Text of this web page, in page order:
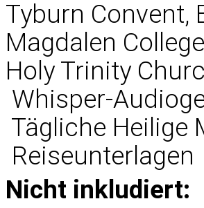
Tyburn Convent,
Magdalen
Holy Trinity
 Whisper-
 Tägliche
 Reiseunterlagen
Nicht inkludiert: